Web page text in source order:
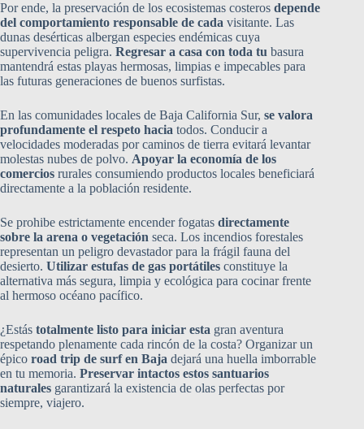
Por ende, la preservación de los ecosistemas costeros depende
del comportamiento responsable de cada visitante. Las
dunas desérticas albergan especies endémicas cuya
supervivencia peligra. Regresar a casa con toda tu basura
mantendrá estas playas hermosas, limpias e impecables para
las futuras generaciones de buenos surfistas.
En las comunidades locales de Baja California Sur, se valora
profundamente el respeto hacia todos. Conducir a
velocidades moderadas por caminos de tierra evitará levantar
molestas nubes de polvo. Apoyar la economía de los
comercios rurales consumiendo productos locales beneficiará
directamente a la población residente.
Se prohibe estrictamente encender fogatas directamente
sobre la arena o vegetación seca. Los incendios forestales
representan un peligro devastador para la frágil fauna del
desierto. Utilizar estufas de gas portátiles constituye la
alternativa más segura, limpia y ecológica para cocinar frente
al hermoso océano pacífico.
¿Estás totalmente listo para iniciar esta gran aventura
respetando plenamente cada rincón de la costa? Organizar un
épico road trip de surf en Baja dejará una huella imborrable
en tu memoria. Preservar intactos estos santuarios
naturales garantizará la existencia de olas perfectas por
siempre, viajero.